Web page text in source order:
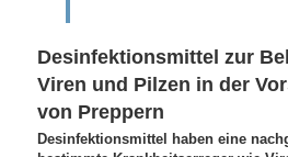
Desinfektionsmittel zur
Viren und Pilzen in der
von Preppern
Desinfektionsmittel haben eine